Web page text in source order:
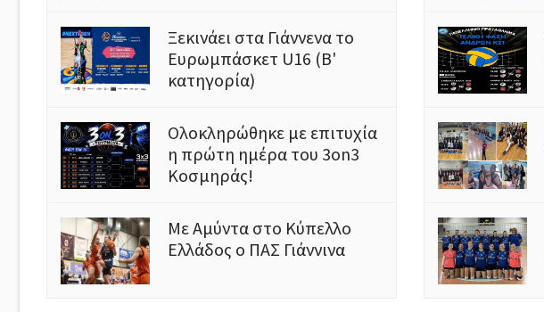
Ξεκινάει στα Γιάννενα το
Ευρωμπάσκετ U16 (Β'
κατηγορία)
Ολοκληρώθηκε με επιτυχία
η πρώτη ημέρα του 3on3
Κοσμηράς!
Με Αμύντα στο Κύπελλο
Ελλάδος ο ΠΑΣ Γιάννινα